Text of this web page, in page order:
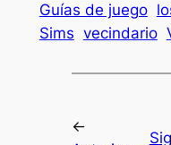
Guías de juego
Sims vecindario
←